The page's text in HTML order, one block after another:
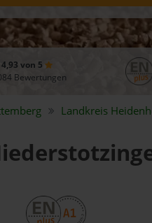
4,93 von 5
Bewertungen
Landkreis